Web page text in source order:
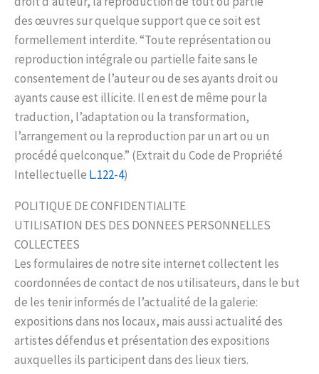
des œuvres sur quelque support que ce soit est
formellement interdite. “Toute représentation ou
reproduction intégrale ou partielle faite sans le
consentement de l’auteur ou de ses ayants droit ou
ayants cause est illicite. Il en est de même pour la
traduction, l’adaptation ou la transformation,
l’arrangement ou la reproduction par un art ou un
procédé quelconque.” (Extrait du Code de Propriété
Intellectuelle L.122-4)
POLITIQUE DE CONFIDENTIALITE
UTILISATION DES DES DONNEES PERSONNELLES
COLLECTEES
Les formulaires de notre site internet collectent les
coordonnées de contact de nos utilisateurs, dans le but
de les tenir informés de l’actualité de la galerie:
expositions dans nos locaux, mais aussi actualité des
artistes défendus et présentation des expositions
auxquelles ils participent dans des lieux tiers.